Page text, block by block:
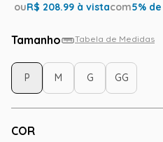
ouR$ 208.99 à vistacom5%
Tamanho Tabela de Medidas
COR
P M G GG